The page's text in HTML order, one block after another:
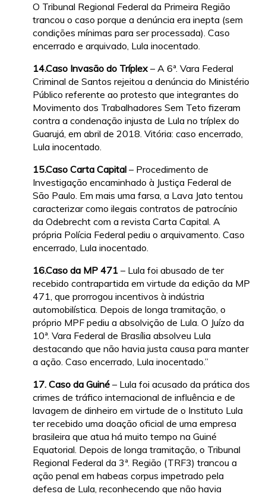
O Tribunal Regional Federal da Primeira Região
trancou o caso porque a denúncia era inepta (sem
condições mínimas para ser processada). Caso
encerrado e arquivado, Lula inocentado.
14.Caso Invasão do Tríplex– A 6ª. Vara Federal
Criminal de Santos rejeitou a denúncia do Ministério
Público referente ao protesto que integrantes do
Movimento dos Trabalhadores Sem Teto fizeram
contra a condenação injusta de Lula no tríplex do
Guarujá, em abril de 2018. Vitória: caso encerrado,
Lula inocentado.
15.Caso Carta Capital – Procedimento de
Investigação encaminhado à Justiça Federal de
São Paulo. Em mais uma farsa, a Lava Jato tentou
caracterizar como ilegais contratos de patrocínio
da Odebrecht com a revista Carta Capital. A
própria Polícia Federal pediu o arquivamento. Caso
encerrado, Lula inocentado.
16.Caso da MP 471 – Lula foi abusado de ter
recebido contrapartida em virtude da edição da MP
471, que prorrogou incentivos à indústria
automobilística. Depois de longa tramitação, o
próprio MPF pediu a absolvição de Lula. O Juízo da
10ª. Vara Federal de Brasília absolveu Lula
destacando que não havia justa causa para manter
a ação. Caso encerrado, Lula inocentado.”
17. Caso da Guiné – Lula foi acusado da prática dos
crimes de tráfico internacional de influência e de
lavagem de dinheiro em virtude de o Instituto Lula
ter recebido uma doação oficial de uma empresa
brasileira que atua há muito tempo na Guiné
Equatorial. Depois de longa tramitação, o Tribunal
Regional Federal da 3ª. Região (TRF3) trancou a
ação penal em habeas corpus impetrado pela
defesa de Lula, reconhecendo que não havia